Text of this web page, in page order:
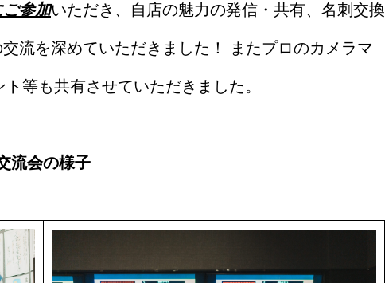
参加いただき、自店の魅力の発信・共有、名刺交換
流を深めていただきました！ またプロのカメラマ
等も共有させていただきました。
流会の様子